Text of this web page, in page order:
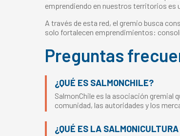
emprendiendo en nuestros territorios es
A través de esta red, el gremio busca
solo fortalecen emprendimientos:
Preguntas
¿QUÉ ES SALMONCHILE?
SalmonChile es la asociación gremial
comunidad, las autoridades y los
¿QUÉ ES LA